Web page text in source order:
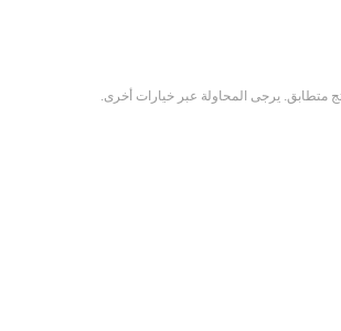
متطابق. يرجى المحاولة عبر خيارات أخرى.